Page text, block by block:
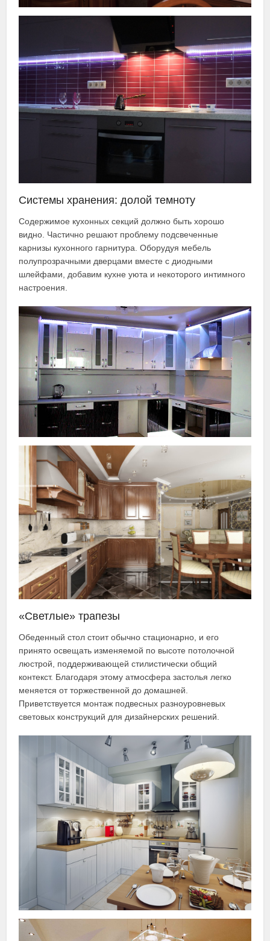
Системы хранения: долой темноту
Содержимое кухонных секций должно быть хорошо
видно. Частично решают проблему подсвеченные
карнизы кухонного гарнитура. Оборудуя мебель
полупрозрачными дверцами вместе с диодными
шлейфами, добавим кухне уюта и некоторого интимного
настроения.
«Светлые» трапезы
Обеденный стол стоит обычно стационарно, и его
принято освещать изменяемой по высоте потолочной
люстрой, поддерживающей стилистически общий
контекст. Благодаря этому атмосфера застолья легко
меняется от торжественной до домашней.
Приветствуется монтаж подвесных разноуровневых
световых конструкций для дизайнерских решений.